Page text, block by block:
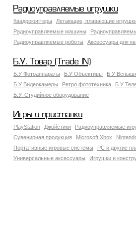
Радиоуправляемые игрушки
Квадрокоптеры
Летающие, плавающие
Радиоуправляемые машины
Радиоуправляемые роботы
Аксессуары для
Б.У. Товар (Trade IN)
Б.У Фотоаппараты Б.У Объективы Б.У
Б.У Видеокамеры
Ретро фототехника Б.У
Б.У. Студийное оборудование
Игры и приставки
PlayStation Джойстики
Радиоуправляемые
Сувенирная продукция
Microsoft Xbox
Портативные игровые системы
PC и другие
Универсальные аксессуары
Игрушки и